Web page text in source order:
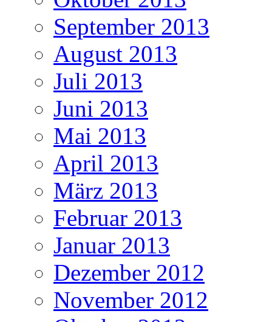
September 2013
August 2013
Juli 2013
Juni 2013
Mai 2013
April 2013
März 2013
Februar 2013
Januar 2013
Dezember 2012
November 2012